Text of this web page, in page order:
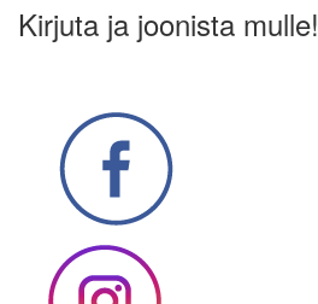
Kirjuta ja joonista mulle!